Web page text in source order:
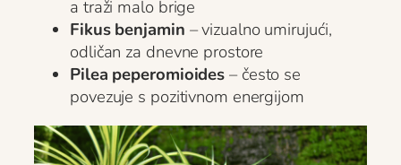
a traži malo brige
Fikus benjamin – vizualno umirujući,
odličan za dnevne prostore
Pilea peperomioides– često se
povezuje s pozitivnom energijom